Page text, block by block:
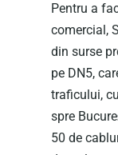
Pentru a
comercial,
din surse
pe DN5,
traficului,
spre
50 de